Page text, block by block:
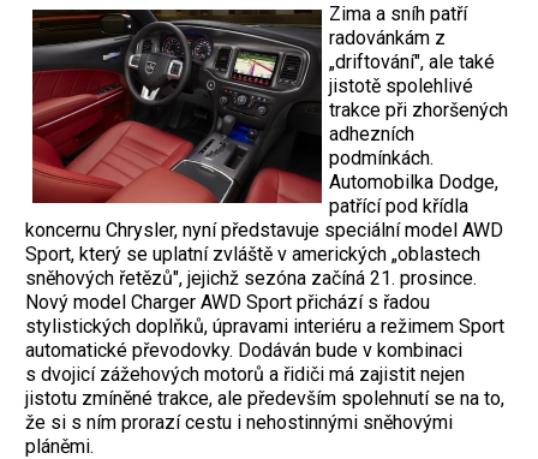
Zima a sníh patří
radovánkám z
„driftování", ale také
jistotě spolehlivé
trakce při zhoršených
adhezních
podmínkách.
Automobilka Dodge,
patřící pod křídla
koncernu Chrysler, nyní představuje speciální model AWD
Sport, který se uplatní zvláště v amerických „oblastech
sněhových řetězů", jejichž sezóna začíná 21. prosince.
Nový model Charger AWD Sport přichází s řadou
stylistických doplňků, úpravami interiéru a režimem Sport
automatické převodovky. Dodáván bude v kombinaci
s dvojicí zážehových motorů a řidiči má zajistit nejen
jistotu zmíněné trakce, ale především spolehnutí se na to,
že si s ním prorazí cestu i nehostinnými sněhovými
pláněmi.